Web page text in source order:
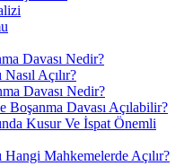
Davası Nedir?
Açılır?
Davası Nedir?
Boşanma Davası Açılabilir?
Kusur Ve İspat Önemli
Hangi Mahkemelerde Açılır?